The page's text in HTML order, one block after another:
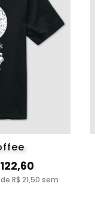
R$ 21,50 sem